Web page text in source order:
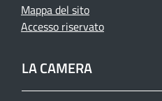
Mappa del sito
Accesso riservato
LA CAMERA